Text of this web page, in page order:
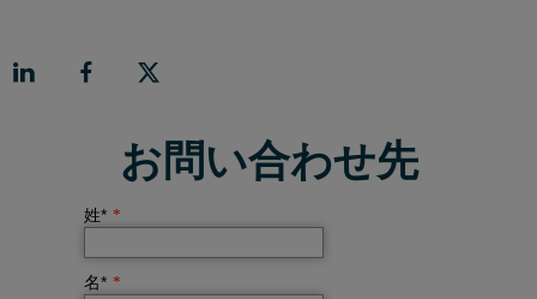
お問い合わせ先
姓* *
名* *